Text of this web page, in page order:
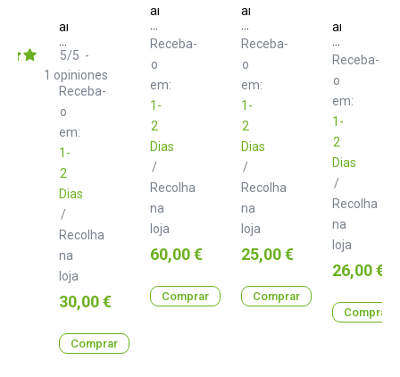
am
Clean
Sound
Record
Cleaner
Set
Receba-
o
em:
1-
2
Dias
/
Recolha
na
loja
5/5 -
1 opiniones
Preço
30,00 €
Comprar
am
Clean
Sound
Record
Weight
Receba-
o
em:
1-
2
Dias
/
Recolha
na
loja
Preço
60,00 €
Comprar
am
Clean
Sound
Velvet
brush
Receba-
o
em:
1-
2
Dias
/
Recolha
na
loja
Preço
25,00 €
Comprar
am
Clean
Sound
Goat
hair
brush
Receba-
o
em:
1-
2
Dias
/
Recolha
na
loja
Preço
26,00 €
Comprar